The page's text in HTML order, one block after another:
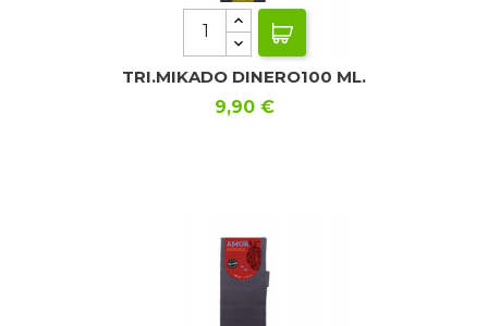
TRI.MIKADO DINERO100 ML.
Precio
9,90 €